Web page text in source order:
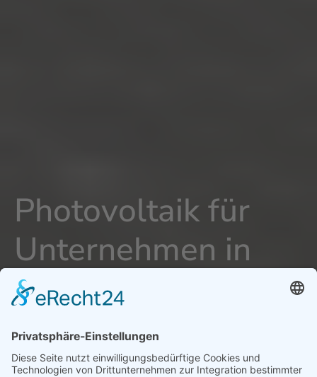
Photovoltaik für
Unternehmen in
Abensberg -
Energetische
Sanierung Bayern